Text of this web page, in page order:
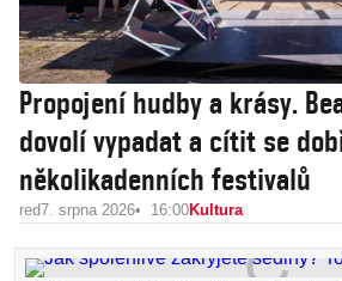
Propojení hudby a krásy.
dovolí vypadat a cítit se
několikadenních festivalů
red7. srpna 2026 16:00Kultura